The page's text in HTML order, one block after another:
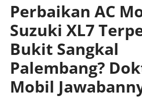
Perbaikan AC
Suzuki XL7
Bukit Sangkal
Palembang?
Mobil